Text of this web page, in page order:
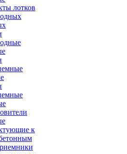
лотков
к